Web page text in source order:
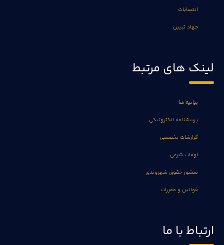
انتصابات
جهاد تبیین
لینک های مرتبط
بیانیه ها
پرسشنامه الکترونیکی
گزارشات تخصصی
اوقات شرعی
منشور حقوق شهروندی
قوانین و مقررات
ارتباط با ما